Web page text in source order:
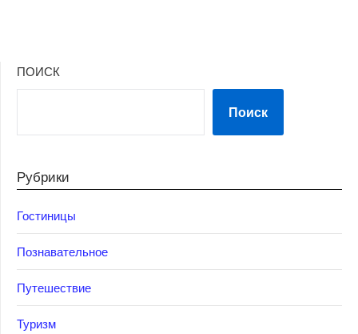
ПОИСК
Поиск
Рубрики
Гостиницы
Познавательное
Путешествие
Туризм